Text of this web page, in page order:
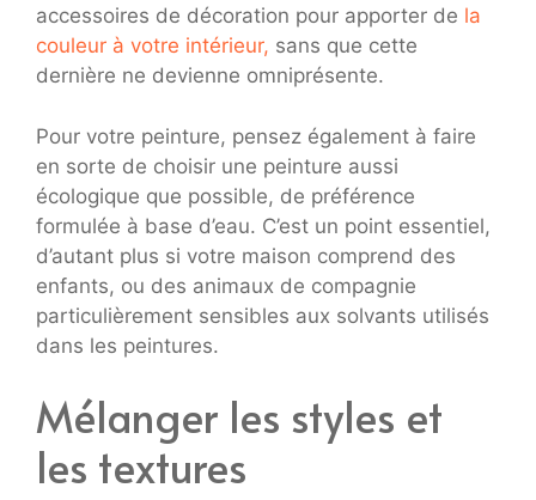
accessoires de décoration pour apporter de la
couleur à votre intérieur, sans que cette
dernière ne devienne omniprésente.
Pour votre peinture, pensez également à faire
en sorte de choisir une peinture aussi
écologique que possible, de préférence
formulée à base d’eau. C’est un point essentiel,
d’autant plus si votre maison comprend des
enfants, ou des animaux de compagnie
particulièrement sensibles aux solvants utilisés
dans les peintures.
Mélanger les styles et
les textures